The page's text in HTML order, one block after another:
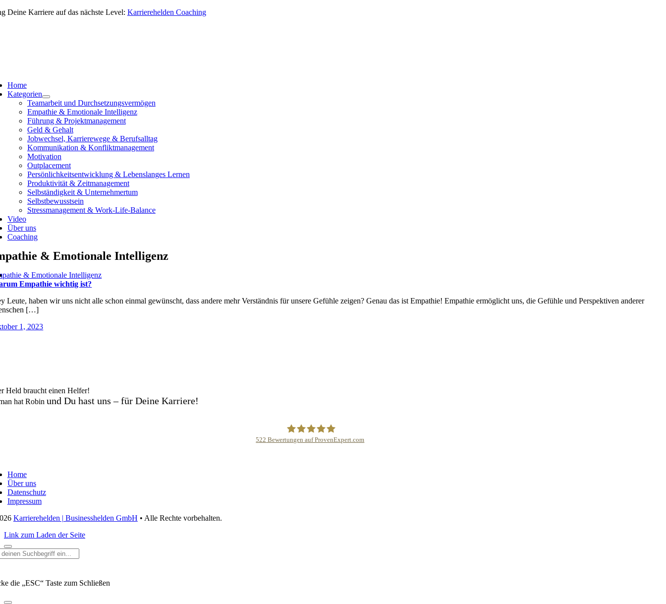
Zum
Deine Karriere auf das nächste Level: Karrierehelden Coaching
Home
Kategorien
Teamarbeit und Durchsetzungsvermögen
Empathie & Emotionale Intelligenz
Führung & Projektmanagement
Geld & Gehalt
Jobwechsel, Karrierewege & Berufsalltag
Kommunikation & Konfliktmanagement
Motivation
Outplacement
Persönlichkeitsentwicklung & Lebenslanges Lernen
Produktivität & Zeitmanagement
Selbständigkeit & Unternehmertum
Selbstbewusstsein
Stressmanagement & Work-Life-Balance
Video
Über uns
Coaching
& Emotionale Intelligenz
& Emotionale Intelligenz
Empathie wichtig ist?
Leute, haben wir uns nicht alle schon einmal gewünscht, dass andere mehr Verständnis für unsere Gefühle zeigen? Genau das ist Empathie! Empathie ermöglicht uns, die Gefühle und Perspektiven anderer
[…]
1, 2023
Held braucht einen Helfer!
hat Robin und Du hast uns – für Deine Karriere!
522 Bewertungen auf ProvenExpert.com
Home
Über uns
Datenschutz
Impressum
Karrierehelden | Businesshelden GmbH • Alle Rechte vorbehalten.
Link zum Laden der Seite
die „ESC“ Taste zum Schließen